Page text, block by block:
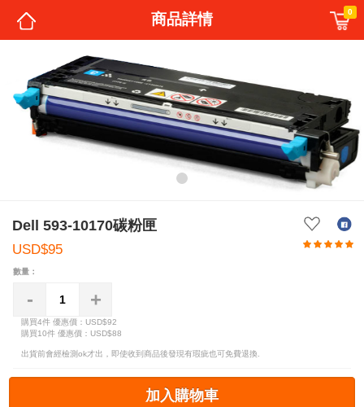
商品詳情 0
Dell 593-10170碳粉匣
USD$95
數量：
- +
購買4件優惠價：USD$92
購買10件優惠價：USD$88
出貨前會經檢測ok才出，即使收到商品後發現有瑕疵也可免費退換.
加入購物車